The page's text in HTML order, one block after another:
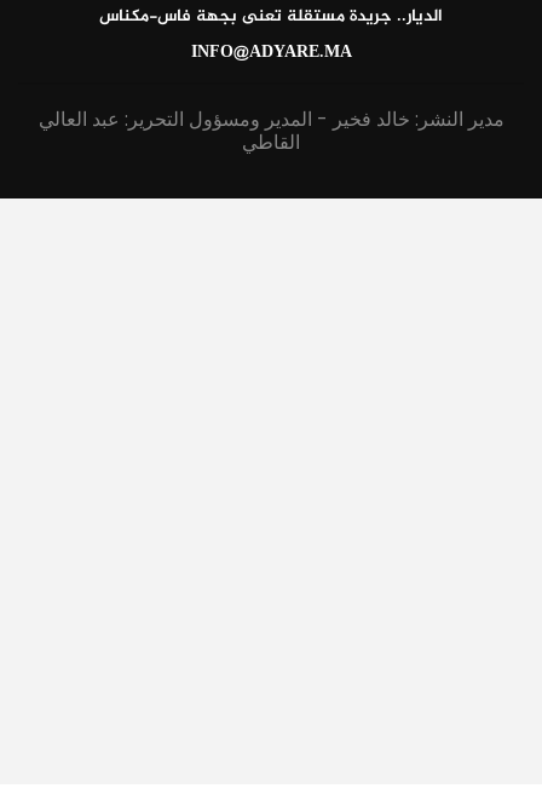
الديار.. جريدة مستقلة تعنى بجهة فاس-مكناس
INFO@ADYARE.MA
مدير النشر: خالد فخير - المدير ومسؤول التحرير: عبد العالي
القاطي